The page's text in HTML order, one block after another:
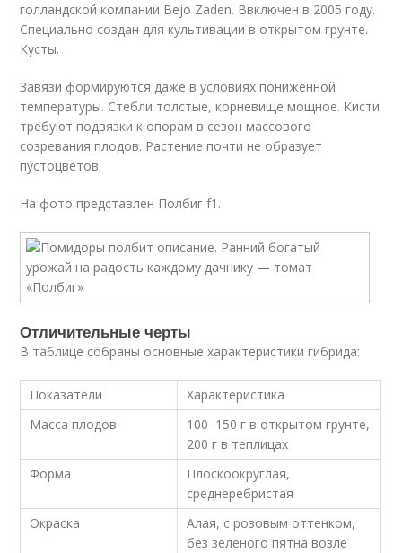
голландской компании Bejo Zaden. Ввключен в 2005 году.
Специально создан для культивации в открытом грунте.
Кусты.
Завязи формируются даже в условиях пониженной
температуры. Стебли толстые, корневище мощное. Кисти
требуют подвязки к опорам в сезон массового
созревания плодов. Растение почти не образует
пустоцветов.
На фото представлен Полбиг f1.
Отличительные черты
В таблице собраны основные характеристики гибрида:
Показатели
Характеристика
Масса плодов
100–150 г в открытом грунте,
200 г в теплицах
Форма
Плоскоокруглая,
среднеребристая
Окраска
Алая, с розовым оттенком,
без зеленого пятна возле